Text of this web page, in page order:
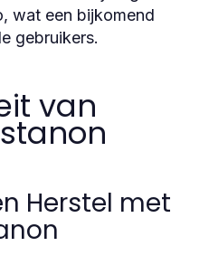
wat een bijkomend
gebruikers.
van
Herstel met